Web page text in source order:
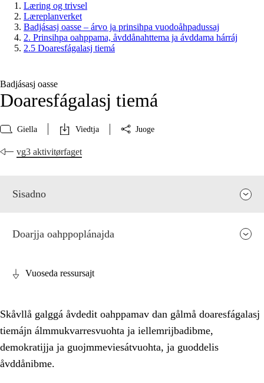
Læring og trivsel
Læreplanverket
Badjásasj oasse – árvo ja prinsihpa vuodoåhpadussaj
2. Prinsihpa oahppama, åvddånahttema ja ávddama hárráj
2.5 Doaresfágalasj tiemá
Badjásasj oasse
Doaresfágalasj tiemá
Giella Viedtja Juoge
vg3 aktivitørfaget
Sisadno
Doarjja oahppoplánajda
Vuoseda ressursajt
Skåvllå galggá åvdedit oahppamav dan gålmå doaresfágalasj
tiemájn álmmukvarresvuohta ja iellemrijbadibme,
demokratijja ja guojmmeviesátvuohta, ja guoddelis
åvddånibme.